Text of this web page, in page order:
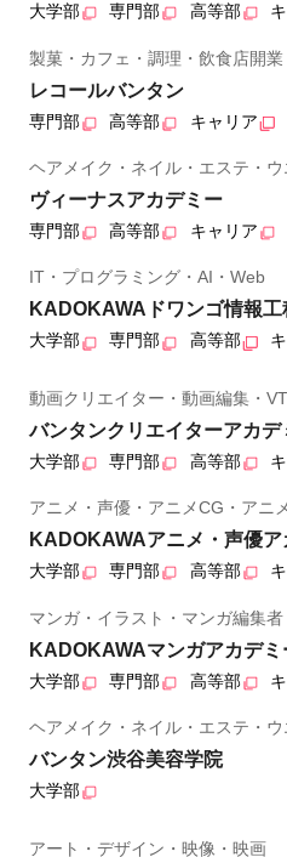
大学部 専門部 高等部
製菓・カフェ・調理・飲食店開業
レコールバンタン
専門部 高等部 キャリア
ヘアメイク・ネイル・エステ・
ヴィーナスアカデミー
専門部 高等部 キャリア
IT・プログラミング・AI・Web
KADOKAWAドワンゴ情報工
大学部 専門部 高等部
動画クリエイター・動画編集・
バンタンクリエイターアカデ
大学部 専門部 高等部
アニメ・声優・アニメCG・アニ
KADOKAWAアニメ・声優ア
大学部 専門部 高等部
マンガ・イラスト・マンガ編集
KADOKAWAマンガアカデミ
大学部 専門部 高等部
ヘアメイク・ネイル・エステ・
バンタン渋谷美容学院
大学部
アート・デザイン・映像・映画